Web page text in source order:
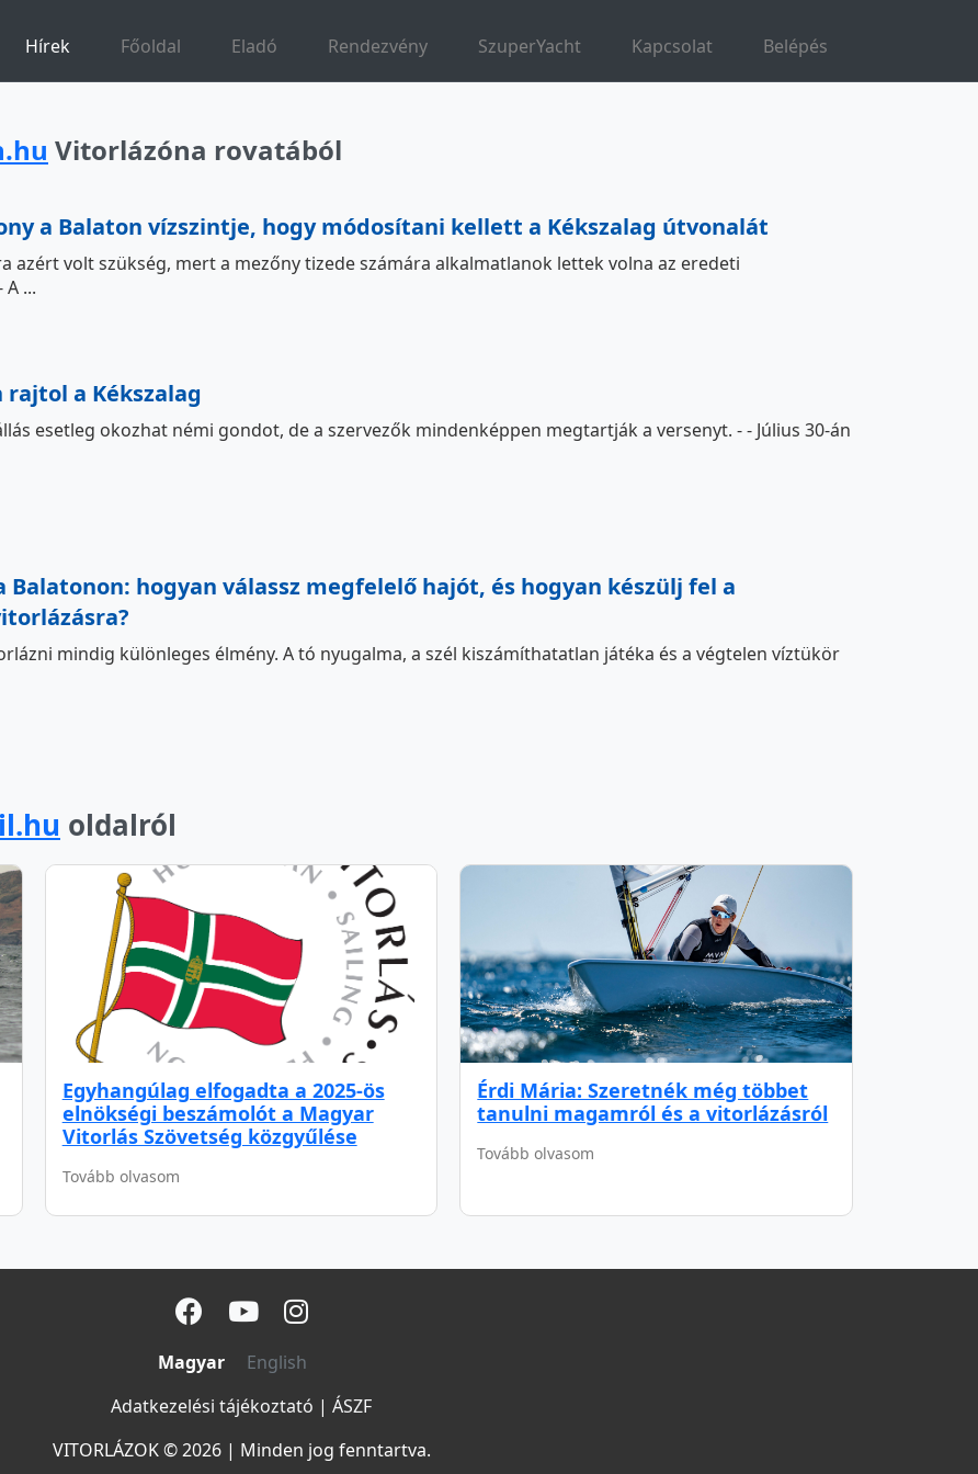
Hírek Főoldal Eladó Rendezvény SzuperYacht Kapcsolat Belépés
Vitorlázóna rovatából
a Balaton vízszintje, hogy módosítani kellett a Kékszalag útvonalát
azért volt szükség, mert a mezőny tizede számára alkalmatlanok lettek volna az eredeti
...
rajtol a Kékszalag
esetleg okozhat némi gondot, de a szervezők mindenképpen megtartják a versenyt. - - Július 30-án
Balatonon: hogyan válassz megfelelő hajót, és hogyan készülj fel a
mindig különleges élmény. A tó nyugalma, a szél kiszámíthatatlan játéka és a végtelen víztükör
oldalról
Egyhangúlag elfogadta a 2025-ös
elnökségi beszámolót a Magyar
Vitorlás Szövetség közgyűlése
Tovább olvasom
Érdi Mária: Szeretnék még többet
tanulni magamról és a vitorlázásról
Tovább olvasom
Magyar
English
Adatkezelési tájékoztató | ÁSZF
VITORLÁZOK © 2026| Minden jog fenntartva.